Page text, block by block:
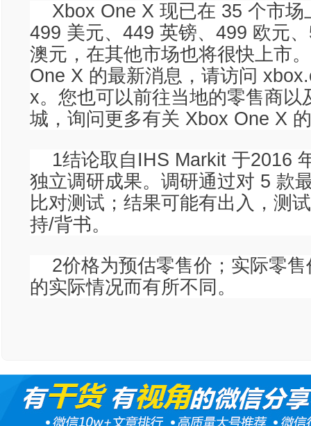
Xbox One X 现已在 35 个市场
499 美元、449 英镑、499 欧元
澳元，在其他市场也将很快上市
One X 的最新消息，请访问
x。您也可以前往当地的零售商以
城，询问更多有关 Xbox One X
1结论取自IHS Markit 于2016
独立调研成果。调研通过对 5 款
比对测试；结果可能有出入，测
持/背书。
2价格为预估零售价；实际零
的实际情况而有所不同。